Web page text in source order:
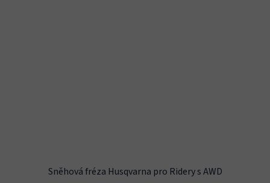
Sněhová fréza Husqvarna pro Ridery s AWD